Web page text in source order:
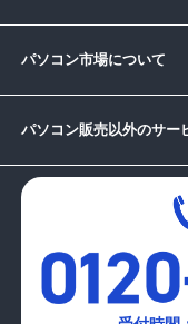
パソコン市場について
パソコン販売以外のサー